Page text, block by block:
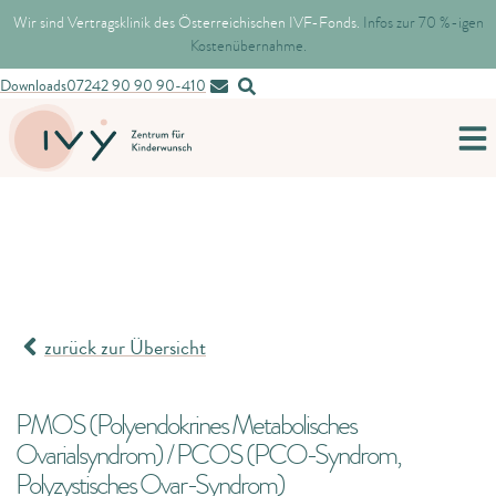
Wir sind Vertragsklinik des Österreichischen IVF-Fonds. Infos zur 70 %-igen
Kostenübernahme.
Downloads07242 90 90 90-410
zurück zur Übersicht
PMOS (Polyendokrines Metabolisches
Ovarialsyndrom) / PCOS (PCO-Syndrom,
Polyzystisches Ovar-Syndrom)